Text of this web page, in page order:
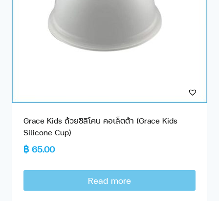
Grace Kids ถ้วยซิลิโคน คอเล็ตต้า (Grace Kids
Silicone Cup)
฿ 65.00
Read more